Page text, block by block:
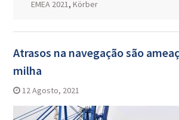
EMEA 2021, Körber
Atrasos na navegação são
milha
12 Agosto, 2021